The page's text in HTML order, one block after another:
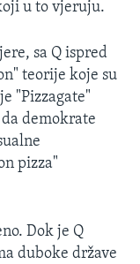
u to vjeruju.
sa Q ispred
teorije koje su
"Pizzagate"
demokrate
pizza"
Dok je Q
duboke države